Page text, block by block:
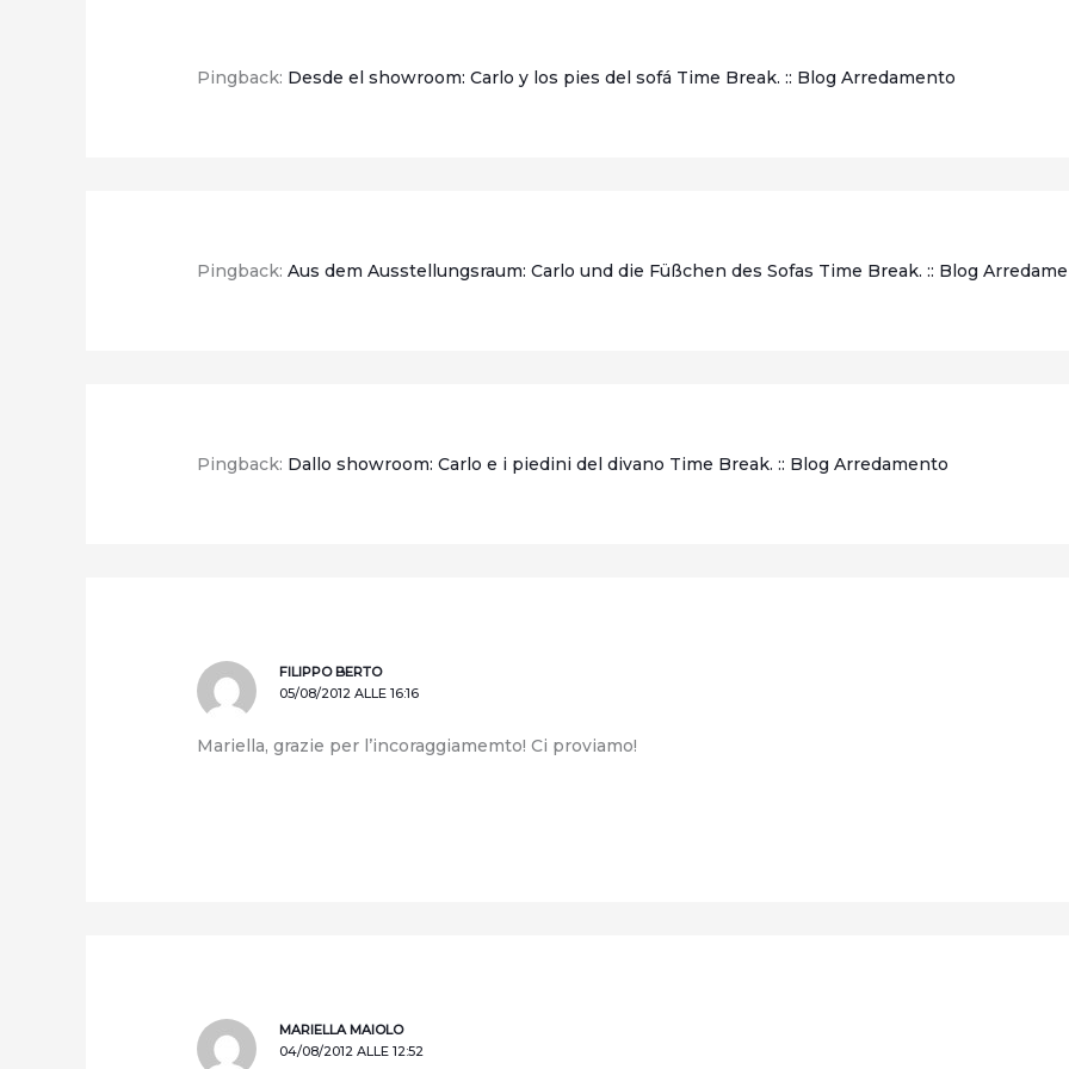
Pingback: Desde el showroom: Carlo y los pies del sofá Time Break. :: Blog Arredamento
Pingback:Aus dem Ausstellungsraum: Carlo und die Füßchen des Sofas Time Break. :: Blog
Pingback: Dallo showroom: Carlo e i piedini del divano Time Break. :: Blog Arredamento
FILIPPO BERTO
05/08/2012 ALLE 16:16
Mariella, grazie per l’incoraggiamemto! Ci proviamo!
MARIELLA MAIOLO
04/08/2012 ALLE 12:52